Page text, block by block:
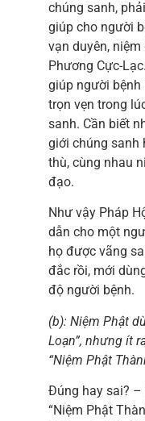
chúng sanh,
giúp cho người
vạn duyên,
Phương Cực-
giúp người
trọn vẹn trong
sanh. Cần biết
giới chúng sanh
thù, cùng nhau
đạo.
Như vậy Pháp
dẫn cho một
họ được vãng
đắc rồi, mới
độ người bệnh.
(b): Niệm Phật
Loạn”, nhưng ít
“Niệm Phật
Đúng hay sai? –
“Niệm Phật